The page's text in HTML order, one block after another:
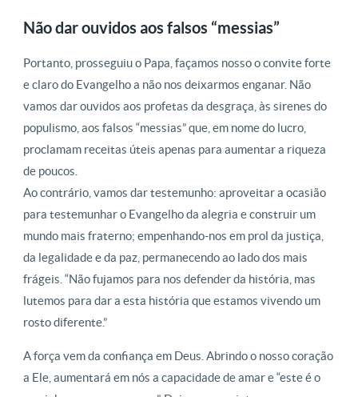
Não dar ouvidos aos falsos “messias”
Portanto, prosseguiu o Papa, façamos nosso o convite forte
e claro do Evangelho a não nos deixarmos enganar. Não
vamos dar ouvidos aos profetas da desgraça, às sirenes do
populismo, aos falsos “messias” que, em nome do lucro,
proclamam receitas úteis apenas para aumentar a riqueza
de poucos.
Ao contrário, vamos dar testemunho: aproveitar a ocasião
para testemunhar o Evangelho da alegria e construir um
mundo mais fraterno; empenhando-nos em prol da justiça,
da legalidade e da paz, permanecendo ao lado dos mais
frágeis. “Não fujamos para nos defender da história, mas
lutemos para dar a esta história que estamos vivendo um
rosto diferente.”
A força vem da confiança em Deus. Abrindo o nosso coração
a Ele, aumentará em nós a capacidade de amar e “este é o